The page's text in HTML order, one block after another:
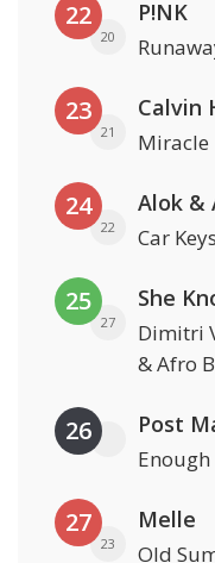
22
20
P!NK
23
21
Calvin
Miracle
24
22
Alok &
Car
25
27
She
Dimitri
& Afro
26 Post
27
23
Melle
Old